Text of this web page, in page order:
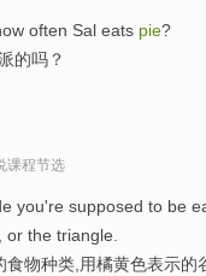
often Sal eats pie?
的吗？
课程节选
you're supposed to be
or the triangle.
物种类,用橘黄色表示的